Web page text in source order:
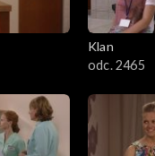
Klan
odc. 2465